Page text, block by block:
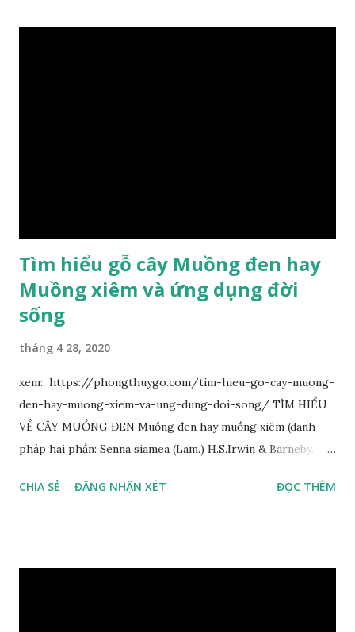
Tìm hiểu gỗ cây Muồng đen hay
Muồng xiêm và ứng dụng đời
sống
tháng 4 28, 2020
xem: https://phongthuygo.com/tim-hieu-go-cay-muong-
den-hay-muong-xiem-va-ung-dung-doi-song/ TÌM HIỂU
VỀ CÂY MUỒNG ĐEN Muồng đen hay muồng xiêm (danh
pháp hai phần: Senna siamea (Lam.) H.S.Irwin & Barneby,
(Fabaceae). Là cây nguyên sản ở vùng Đông Nam Á. Ở Việt
CHIA SẺ ĐĂNG NHẬN XÉT ĐỌC THÊM